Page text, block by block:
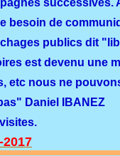
successives.
de
publics dit
est devenu une
etc nous ne
Daniel IBANEZ